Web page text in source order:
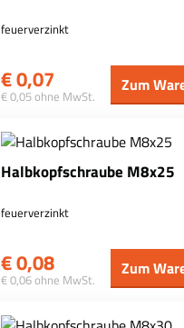
feuerverzinkt
€0,07
€ 0,05 ohne MwSt.
Zum
Halbkopfschraube M8x25
feuerverzinkt
€0,08
€ 0,06 ohne MwSt.
Zum